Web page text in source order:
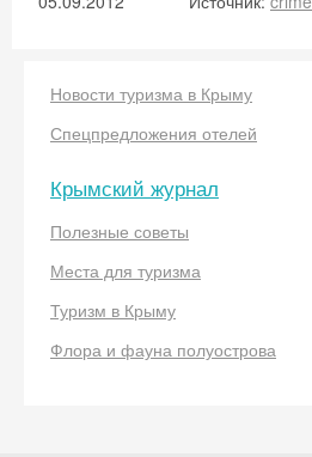
Новости туризма в Крыму
Спецпредложения отелей
Крымский журнал
Полезные советы
Места для туризма
Туризм в Крыму
Флора и фауна полуострова
Скидка
Хочешь дешевле? Оставь
промокод на первое